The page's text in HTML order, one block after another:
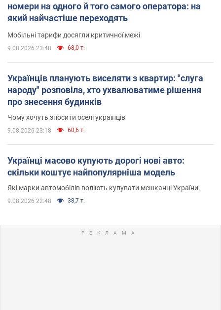
номери на одного й того самого оператора: на
який найчастіше переходять
Мобільні тарифи досягли критичної межі
9.08.2026 23:48 68,0 т.
Українців планують виселяти з квартир: "слуга
народу" розповіла, хто ухвалюватиме рішення
про знесення будинків
Чому хочуть зносити оселі українців
9.08.2026 23:18 60,6 т.
Українці масово купують дорогі нові авто:
скільки коштує найпопулярніша модель
Які марки автомобілів воліють купувати мешканці України
9.08.2026 22:48 38,7 т.